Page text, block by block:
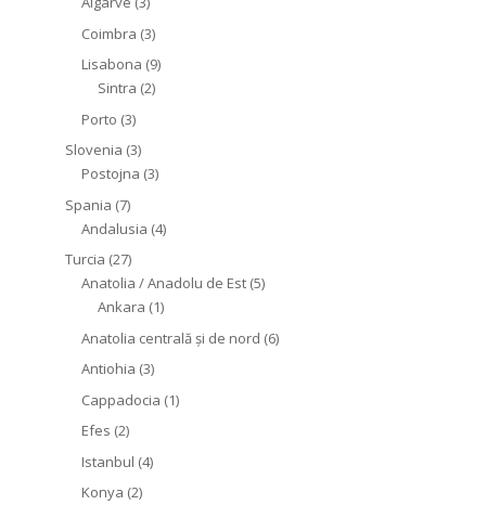
Coimbra (3)
Lisabona (9)
Sintra (2)
Porto (3)
Slovenia (3)
Postojna (3)
Spania (7)
Andalusia (4)
Turcia (27)
Anatolia / Anadolu de Est(5)
Ankara (1)
Anatolia centrală și de nord (6)
Antiohia (3)
Cappadocia (1)
Efes (2)
Istanbul (4)
Konya (2)